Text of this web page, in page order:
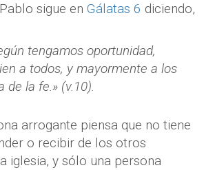
sigue en Gálatas 6 diciendo,
tengamos oportunidad,
a todos, y mayormente a los
de la fe.» (v.10).
arrogante piensa que no tiene
o recibir de los otros
iglesia, y sólo una persona